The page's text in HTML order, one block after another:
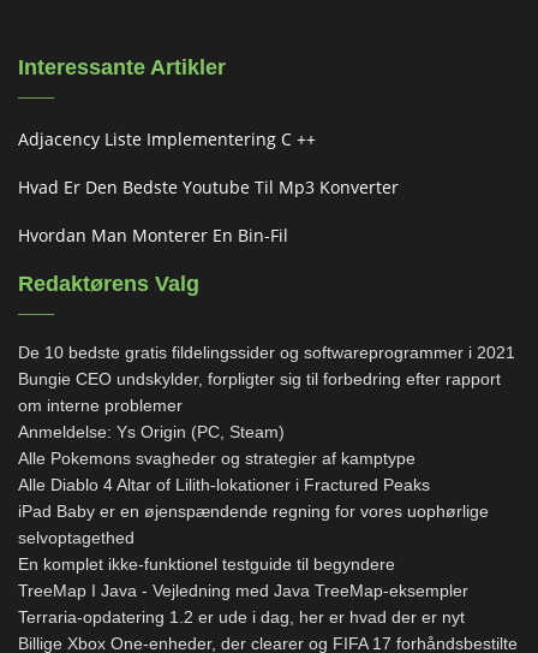
Interessante Artikler
Adjacency Liste Implementering C ++
Hvad Er Den Bedste Youtube Til Mp3 Konverter
Hvordan Man Monterer En Bin-Fil
Redaktørens Valg
De 10 bedste gratis fildelingssider og softwareprogrammer i 2021
Bungie CEO undskylder, forpligter sig til forbedring efter rapport
om interne problemer
Anmeldelse: Ys Origin (PC, Steam)
Alle Pokemons svagheder og strategier af kamptype
Alle Diablo 4 Altar of Lilith-lokationer i Fractured Peaks
iPad Baby er en øjenspændende regning for vores uophørlige
selvoptagethed
En komplet ikke-funktionel testguide til begyndere
TreeMap I Java - Vejledning med Java TreeMap-eksempler
Terraria-opdatering 1.2 er ude i dag, her er hvad der er nyt
Billige Xbox One-enheder, der clearer og FIFA 17 forhåndsbestilte